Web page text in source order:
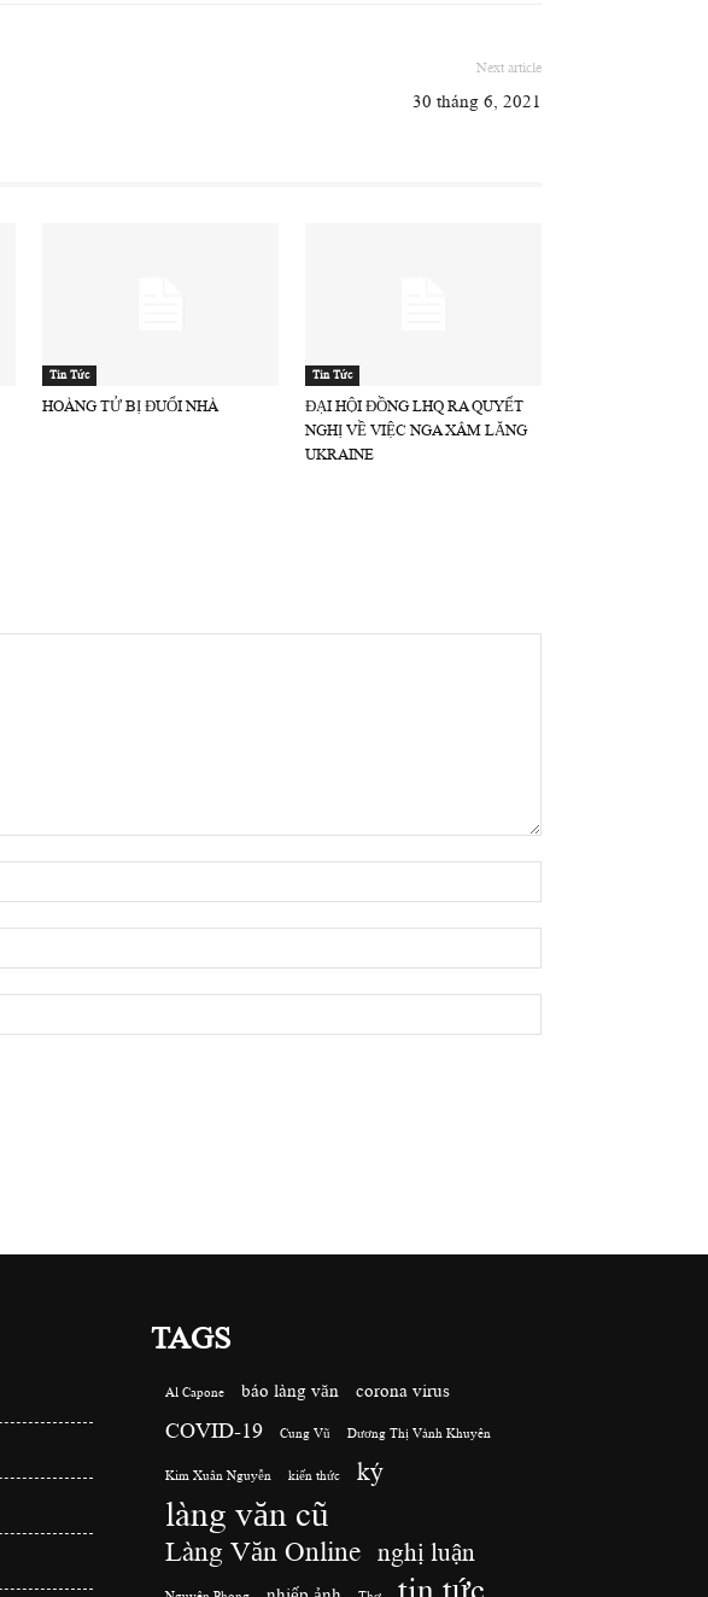
Next article
30 tháng 6, 2021
Tin Tức
HOÀNG TỬ BỊ ĐUỔI NHÀ
Tin Tức
ĐẠI HỘI ĐỒNG LHQ RA QUYẾT
NGHỊ VỀ VIỆC NGA XÂM LĂNG
UKRAINE
TAGS
Al Capone báo làng văn corona virus
COVID-19 Cung Vũ Dương Thị Vành Khuyên
Kim Xuân Nguyễn kiến thức ký
làng văn cũ
Làng Văn Online nghị luận
tin tức